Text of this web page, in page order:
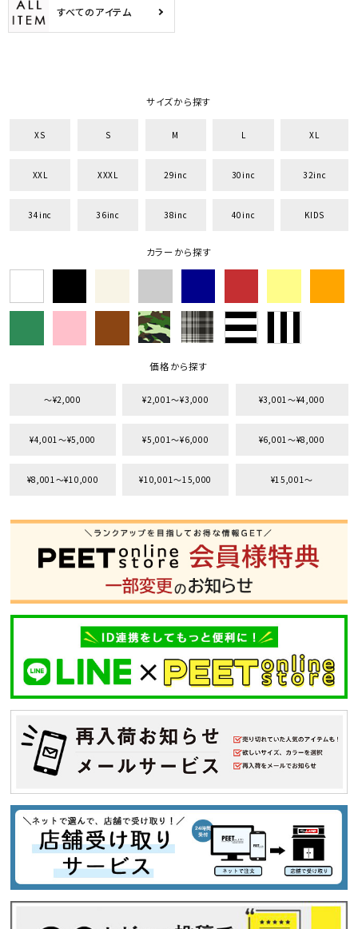
tune 絞り込んで検索する
すべてのアイテム
サイズから探す
XS S M L XL
XXL XXXL 29inc 30inc 32inc
34inc 36inc 38inc 40inc KIDS
カラーから探す
価格から探す
〜¥2,000 ¥2,001〜¥3,000 ¥3,001〜¥4,000
¥4,001〜¥5,000 ¥5,001〜¥6,000 ¥6,001〜¥8,000
¥8,001〜¥10,000 ¥10,001〜15,000 ¥15,001〜